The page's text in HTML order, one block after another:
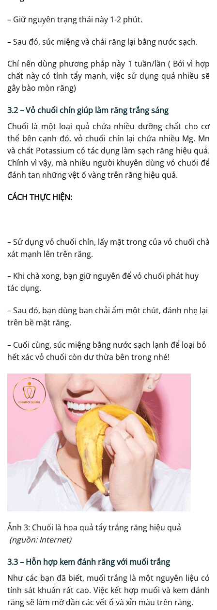
– Giữ nguyên trạng thái này 1-2 phút.
– Sau đó, súc miệng và chải răng lại bằng nước sạch.
Chỉ nên dùng phương pháp này 1 tuần/lần ( Bởi vì hợp
chất này có tính tẩy mạnh, việc sử dụng quá nhiều sẽ
gây bào mòn răng)
3.2 – Vỏ chuối chín giúp làm răng trắng sáng
Chuối là một loại quả chứa nhiều dưỡng chất cho cơ
thể bên cạnh đó, vỏ chuối chín lại chứa nhiều Mg, Mn
và chất Potassium có tác dụng làm sạch răng hiệu quả.
Chính vì vậy, mà nhiều người khuyên dùng vỏ chuối để
đánh tan những vệt ố vàng trên răng hiệu quả.
CÁCH THỰC HIỆN:
– Sử dụng vỏ chuối chín, lấy mặt trong của vỏ chuối chà
xát mạnh lên trên răng.
– Khi chà xong, bạn giữ nguyên để vỏ chuối phát huy
tác dụng.
– Sau đó, bạn dùng bạn chải ẩm một chút, đánh nhẹ lại
trên bề mặt răng.
– Cuối cùng, súc miệng bằng nước sạch lạnh để loại bỏ
hết xác vỏ chuối còn dư thừa bên trong nhé!
Ảnh 3: Chuối là hoa quả tẩy trắng răng hiệu quả
(nguồn: Internet)
3.3 – Hỗn hợp kem đánh răng với muối trắng
Như các bạn đã biết, muối trắng là một nguyên liệu có
tính sát khuẩn rất cao. Việc kết hợp muối và kem đánh
răng sẽ làm mờ dần các vết ố và xỉn màu trên răng.